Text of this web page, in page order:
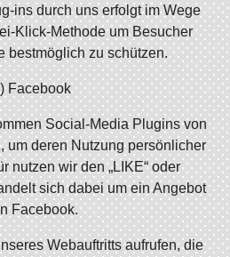
ins durch uns erfolgt im Wege
Klick-Methode um Besucher
bestmöglich zu schützen.
Facebook
Social-Media Plugins von
um deren Nutzung persönlicher
nutzen wir den „LIKE“ oder
sich dabei um ein Angebot
Facebook.
Webauftritts aufrufen, die